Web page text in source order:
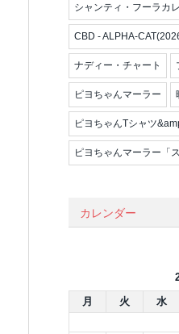
シャンティ・フーラカ
CBD - ALPHA-
ナディー・チャート
ピヨちゃんマーラー
ピヨちゃんTシャツ
ピヨちゃんマーラー「
カレンダー
月
火 水